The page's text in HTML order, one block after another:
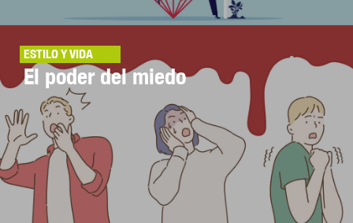
ESTILO Y VIDA
El poder del miedo